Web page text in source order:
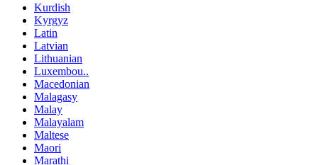
Kurdish
Kyrgyz
Latin
Latvian
Lithuanian
Luxembou..
Macedonian
Malagasy
Malay
Malayalam
Maltese
Maori
Marathi